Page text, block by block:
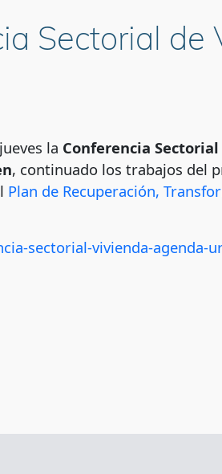
Sectorial de
la Conferencia
, continuado los trabajos del
Plan de Recuperación,
sectorial-vivienda-agenda-